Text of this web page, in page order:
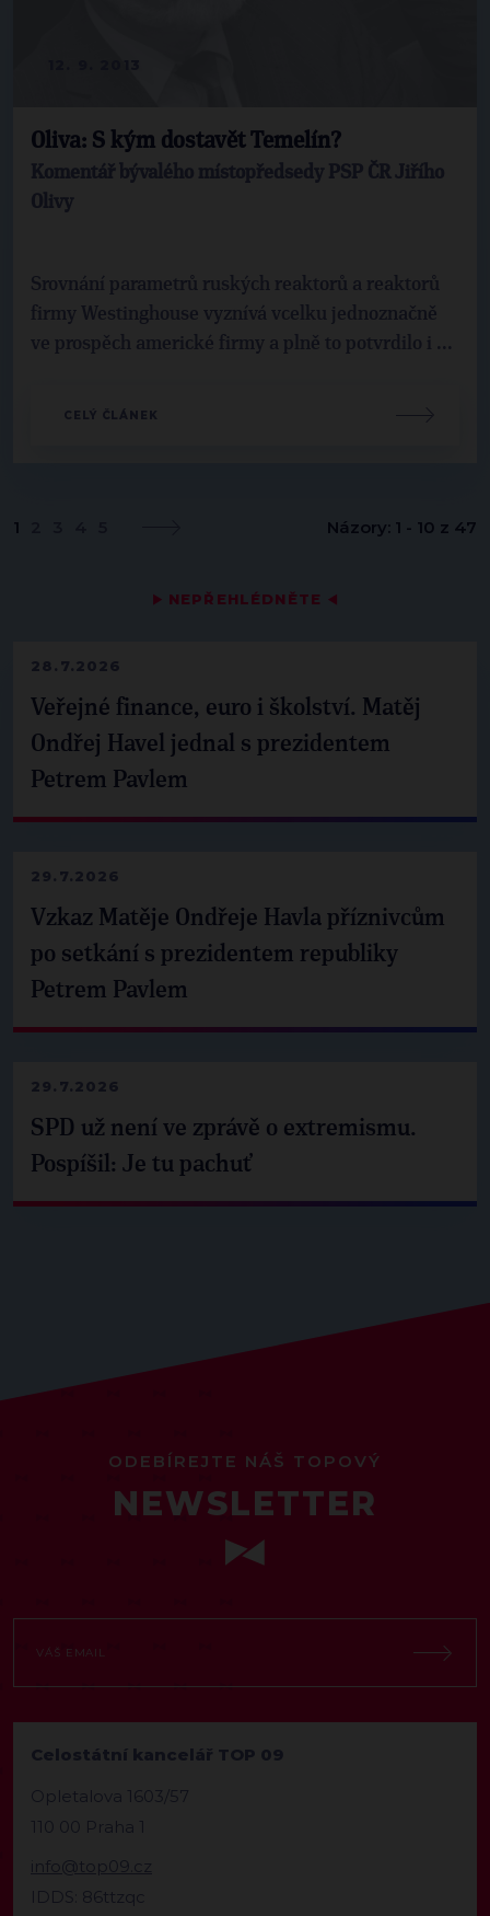
▶ NEPŘEHLÉDNĚTE ◀
28.7.2026
Veřejné finance, euro i školství. Matěj
Ondřej Havel jednal s prezidentem
Petrem Pavlem
29.7.2026
Vzkaz Matěje Ondřeje Havla příznivcům
po setkání s prezidentem republiky
Petrem Pavlem
29.7.2026
SPD už není ve zprávě o extremismu.
Pospíšil: Je tu pachuť
Oliva: S kým dostavět Temelín?
Komentář bývalého místopředsedy PSP ČR Jiřího
Olivy
Srovnání parametrů ruských reaktorů a reaktorů
firmy Westinghouse vyznívá vcelku jednoznačně
ve prospěch americké firmy a plně to potvrdilo i ...
CELÝ ČLÁNEK
1 Názory: 1 - 10 z 47
ODEBÍREJTE NÁŠ TOPOVÝ
NEWSLETTER
Celostátní kancelář TOP 09
Opletalova 1603/57
110 00 Praha 1
info@top09.cz
IDDS: 86ttzqc